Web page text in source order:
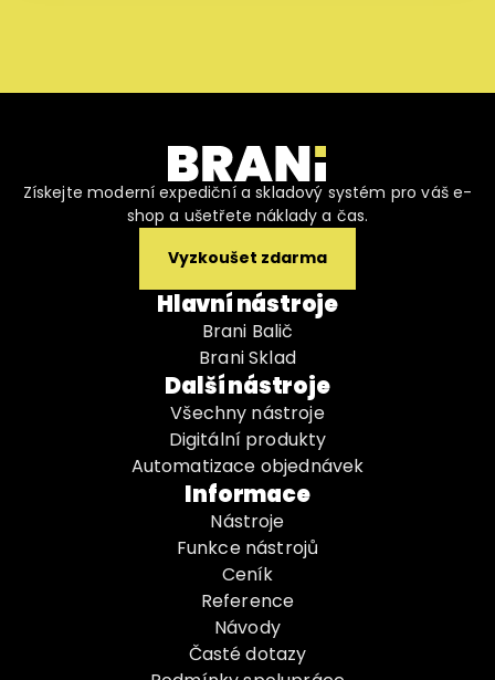
Získejte moderní expediční a skladový systém pro váš e-
shop a ušetřete náklady a čas.
Vyzkoušet zdarma
Hlavní nástroje
Brani Balič
Brani Sklad
Další nástroje
Všechny nástroje
Digitální produkty
Automatizace objednávek
Informace
Nástroje
Funkce nástrojů
Ceník
Reference
Návody
Časté dotazy